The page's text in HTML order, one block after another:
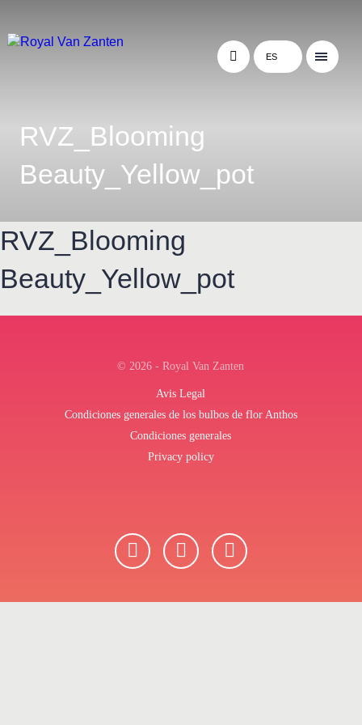
ES
RVZ_Blooming
Beauty_Yellow_pot
RVZ_Blooming
Beauty_Yellow_pot
© 2026 - Royal Van Zanten
Avis Legal
Condiciones generales de los bulbos de flor Anthos
Condiciones generales
Privacy policy